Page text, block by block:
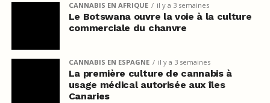
CANNABIS EN AFRIQUE il y a 3 semaines
Le Botswana ouvre la voie à la culture
commerciale du chanvre
CANNABIS EN ESPAGNE il y a 3 semaines
La première culture de cannabis à
usage médical autorisée aux îles
Canaries